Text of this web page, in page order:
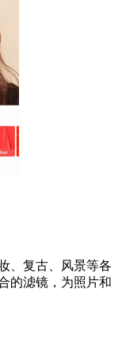
、复古、风景等各
的滤镜，为照片和